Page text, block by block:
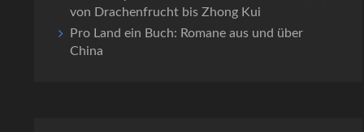
von Drachenfrucht bis Zhong Kui
Pro Land ein Buch: Romane aus und über
China